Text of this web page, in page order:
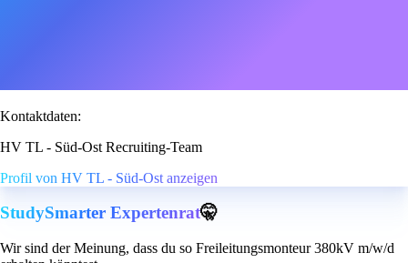
Kontaktdaten:
HV TL - Süd-Ost Recruiting-Team
Profil von HV TL - Süd-Ost anzeigen
StudySmarter Expertenrat🤫
Wir sind der Meinung, dass du so Freileitungsmonteur 380kV m/w/d